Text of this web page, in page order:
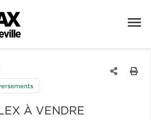
À VENDRE